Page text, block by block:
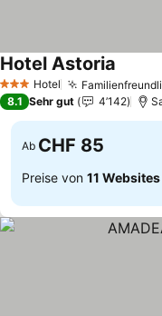
3 SterneHotel
Hotel Astoria
8.1 Sehr gut 4’142
Ab CHF 85
Preise von 11 Websites